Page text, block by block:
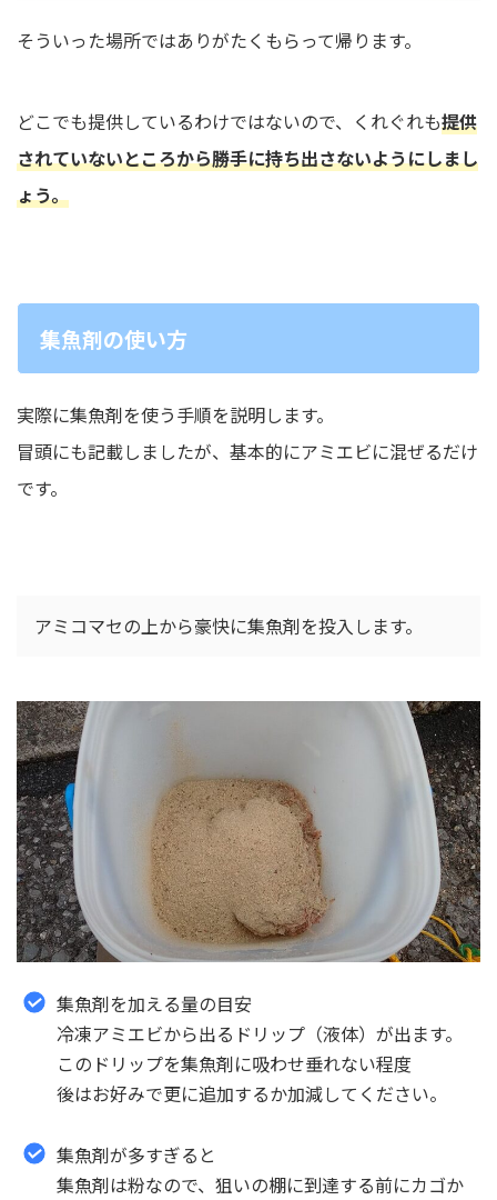
そういった場所ではありがたくもらって帰ります。
どこでも提供しているわけではないので、くれぐれも提供
されていないところから勝手に持ち出さないようにしまし
ょう。
集魚剤の使い方
実際に集魚剤を使う手順を説明します。
冒頭にも記載しましたが、基本的にアミエビに混ぜるだけ
です。
アミコマセの上から豪快に集魚剤を投入します。
集魚剤を加える量の目安
冷凍アミエビから出るドリップ（液体）が出ます。
このドリップを集魚剤に吸わせ垂れない程度
後はお好みで更に追加するか加減してください。
集魚剤が多すぎると
集魚剤は粉なので、狙いの棚に到達する前にカゴか